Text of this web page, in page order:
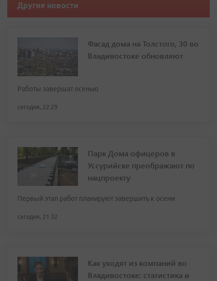
Другие новости
Фасад дома на Толстого, 30 во
Владивостоке обновляют
Работы завершат осенью
сегодня, 22:29
Парк Дома офицеров в
Уссурийске преображают по
нацпроекту
Первый этап работ планируют завершить к осени
сегодня, 21:32
Как уходят из компаний во
Владивостоке: статистика и